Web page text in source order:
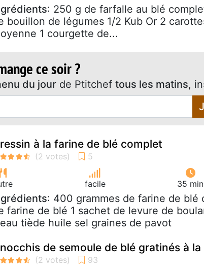
: 250 g de farfalle au blé
bouillon de légumes 1/2 Kub Or 2
1 courgette de...
ce soir ?
du jour de Ptitchef tous les matins,
à la farine de blé complet
facile 35 min
: 400 grammes de farine de blé
farine de blé 1 sachet de levure de
tiède huile sel graines de pavot
de semoule de blé gratinés à la